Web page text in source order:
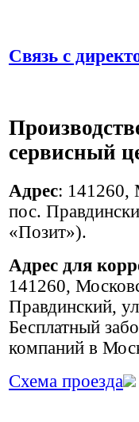
Связь с
сервисный
Адрес: 141260,
пос.
«Позит»).
Адрес для
141260,
Правдинский,
Бесплатный
компаний в
Схема проезда